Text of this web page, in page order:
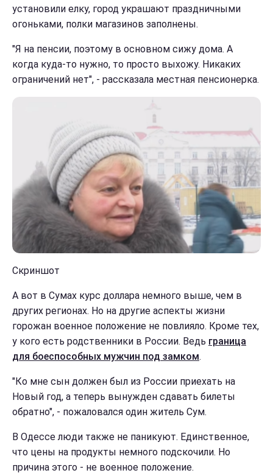
установили елку, город украшают праздничными
огоньками, полки магазинов заполнены.
"Я на пенсии, поэтому в основном сижу дома. А
когда куда-то нужно, то просто выхожу. Никаких
ограничений нет", - рассказала местная пенсионерка.
Скриншот
А вот в Сумах курс доллара немного выше, чем в
других регионах. Но на другие аспекты жизни
горожан военное положение не повлияло. Кроме тех,
у кого есть родственники в России. Ведь граница
для боеспособных мужчин под замком.
"Ко мне сын должен был из России приехать на
Новый год, а теперь вынужден сдавать билеты
обратно", - пожаловался один житель Сум.
В Одессе люди также не паникуют. Единственное,
что цены на продукты немного подскочили. Но
причина этого - не военное положение.